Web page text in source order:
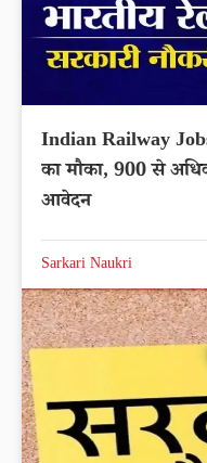
Indian Railway
का मौका, 900 से
आवेदन
Sarkari Naukri